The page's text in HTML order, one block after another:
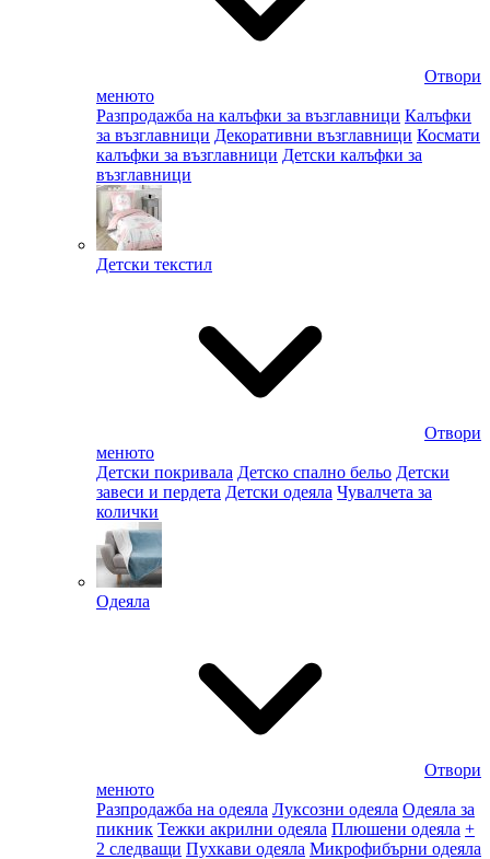
Отвори
менюто
Разпродажба на калъфки за възглавници Калъфки
за възглавници Декоративни възглавници Космати
калъфки за възглавници Детски калъфки за
възглавници
Детски текстил
Отвори
менюто
Детски покривала Детско спално бельо Детски
завеси и пердета Детски одеяла Чувалчета за
колички
Одеяла
Отвори
менюто
Разпродажба на одеяла Луксозни одеяла Одеяла за
пикник Тежки акрилни одеяла Плюшени одеяла +
2 следващи Пухкави одеяла Микрофибърни одеяла